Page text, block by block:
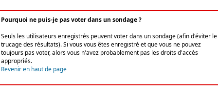
Pourquoi ne puis-je pas voter dans un sondage ?
Seuls les utilisateurs enregistrés peuvent voter dans un sondage (afin d'éviter le
trucage des résultats). Si vous vous êtes enregistré et que vous ne pouvez
toujours pas voter, alors vous n'avez probablement pas les droits d'accès
appropriés.
Revenir en haut de page